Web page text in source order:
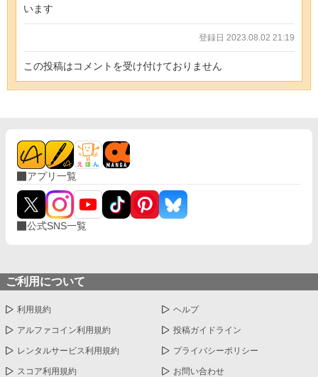
います
登録日 2023.08.02 21:19
この投稿はコメントを受け付けておりません
アプリ一覧
公式SNS一覧
ご利用について
利用規約 ヘルプ
アルファコイン利用規約 投稿ガイドライン
レンタルサービス利用規約 プライバシーポリシー
スコア利用規約 お問い合わせ